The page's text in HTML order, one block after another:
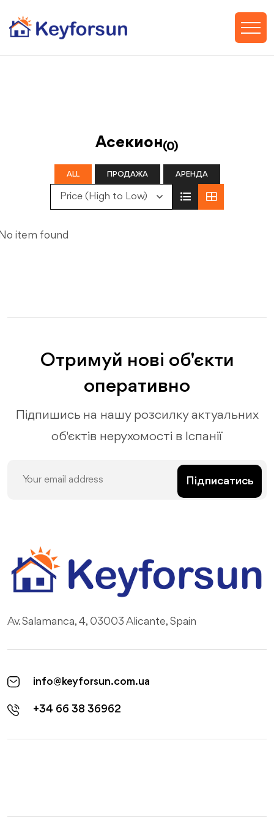
Асекион(0)
ALL ПРОДАЖА АРЕНДА
Price (High to Low)
item found
Отримуй нові об'єкти
оперативно
Підпишись на нашу розсилку актуальних
об'єктів нерухомості в Іспанії
Підписатись
Av. Salamanca, 4, 03003 Alicante, Spain
info@keyforsun.com.ua
+34 66 38 36962